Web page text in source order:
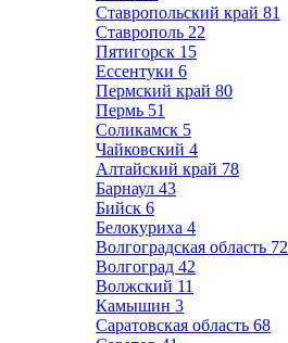
Ставропольский край 81
Ставрополь 22
Пятигорск 15
Ессентуки 6
Пермский край 80
Пермь 51
Соликамск 5
Чайковский 4
Алтайский край 78
Барнаул 43
Бийск 6
Белокуриха 4
Волгоградская область 72
Волгоград 42
Волжский 11
Камышин 3
Саратовская область 68